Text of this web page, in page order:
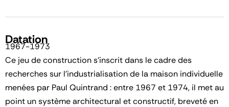
Datation
1967-1973
Ce jeu de construction s'inscrit dans le cadre des
recherches sur l'industrialisation de la maison individuelle
menées par Paul Quintrand : entre 1967 et 1974, il met au
point un système architectural et constructif, breveté en